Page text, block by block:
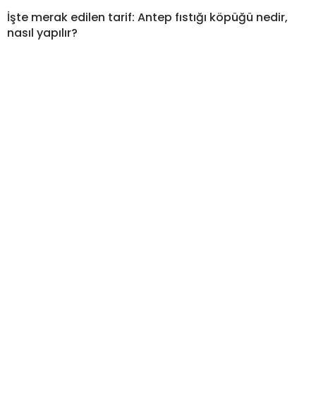
İşte merak edilen tarif: Antep fıstığı köpüğü nedir,
nasıl yapılır?